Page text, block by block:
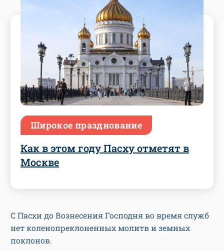
Широкое празднование
Как в этом году Пасху отметят в
Москве
С Пасхи до Вознесения Господня во время служб
нет коленопреклоненных молитв и земных
поклонов.